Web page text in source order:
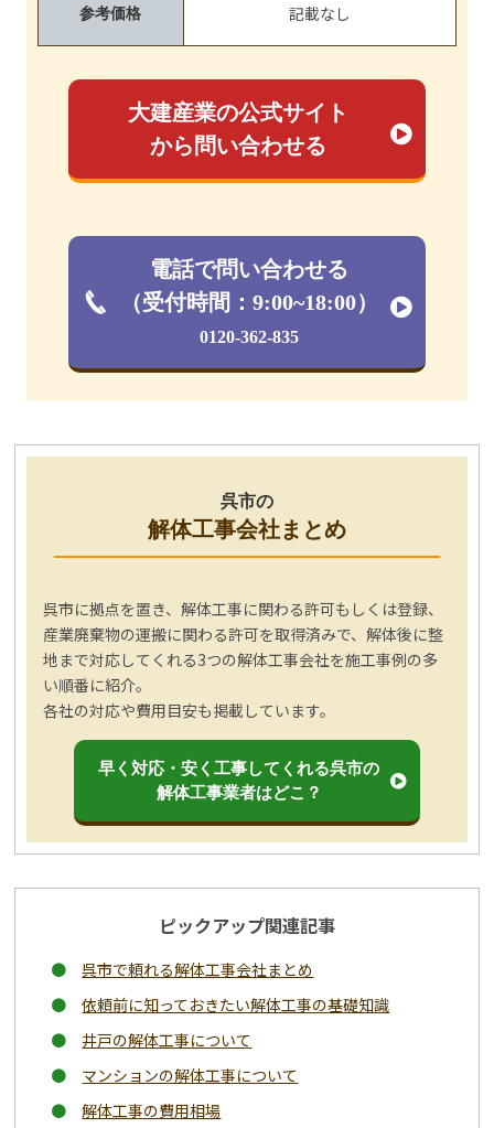
参考価格 記載なし
大建産業の公式サイト
から問い合わせる
電話で問い合わせる
（受付時間：9:00~18:00）
0120-362-835
呉市の
解体工事会社まとめ
呉市に拠点を置き、解体工事に関わる許可もしくは登録、
産業廃棄物の運搬に関わる許可を取得済みで、解体後に整
地まで対応してくれる3つの解体工事会社を施工事例の多
い順番に紹介。
各社の対応や費用目安も掲載しています。
早く対応・安く工事してくれる呉市の
解体工事業者はどこ？
ピックアップ関連記事
呉市で頼れる解体工事会社まとめ
依頼前に知っておきたい解体工事の基礎知識
井戸の解体工事について
マンションの解体工事について
解体工事の費用相場